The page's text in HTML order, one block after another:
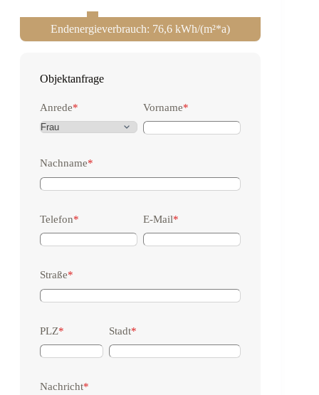
Endenergieverbrauch: 76,6 kWh/(m²*a)
Objektanfrage
Anrede* Vorname*
Nachname*
Telefon* E-Mail*
Straße*
PLZ* Stadt*
Nachricht*